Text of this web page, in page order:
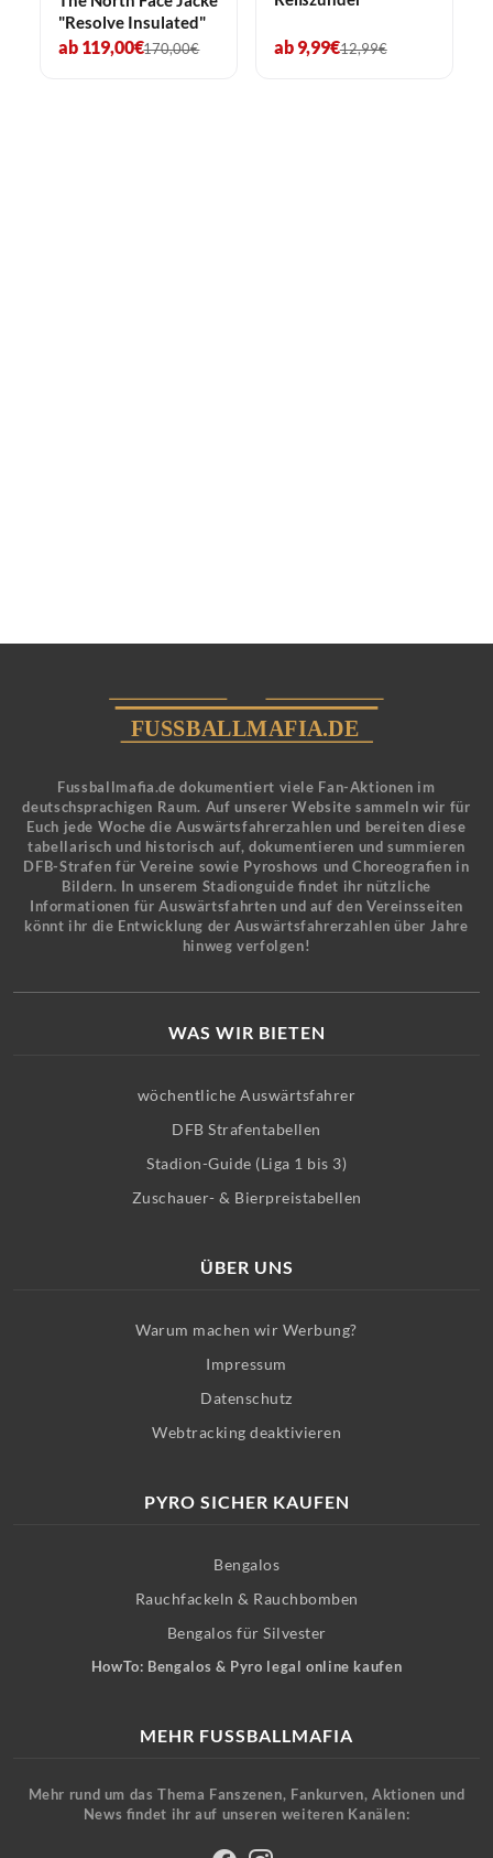
"Resolve Insulated"
ab 119,00€170,00€ ab 9,99€12,99€
Fussballmafia.de dokumentiert viele Fan-Aktionen im
deutschsprachigen Raum. Auf unserer Website sammeln wir für
Euch jede Woche die Auswärtsfahrerzahlen und bereiten diese
tabellarisch und historisch auf, dokumentieren und summieren
DFB-Strafen für Vereine sowie Pyroshows und Choreografien in
Bildern. In unserem Stadionguide findet ihr nützliche
Informationen für Auswärtsfahrten und auf den Vereinsseiten
könnt ihr die Entwicklung der Auswärtsfahrerzahlen über Jahre
hinweg verfolgen!
WAS WIR BIETEN
wöchentliche Auswärtsfahrer
DFB Strafentabellen
Stadion-Guide (Liga 1 bis 3)
Zuschauer- & Bierpreistabellen
ÜBER UNS
Warum machen wir Werbung?
Impressum
Datenschutz
Webtracking deaktivieren
PYRO SICHER KAUFEN
Bengalos
Rauchfackeln & Rauchbomben
Bengalos für Silvester
HowTo: Bengalos & Pyro legal online kaufen
MEHR FUSSBALLMAFIA
Mehr rund um das Thema Fanszenen, Fankurven, Aktionen und
News findet ihr auf unseren weiteren Kanälen: